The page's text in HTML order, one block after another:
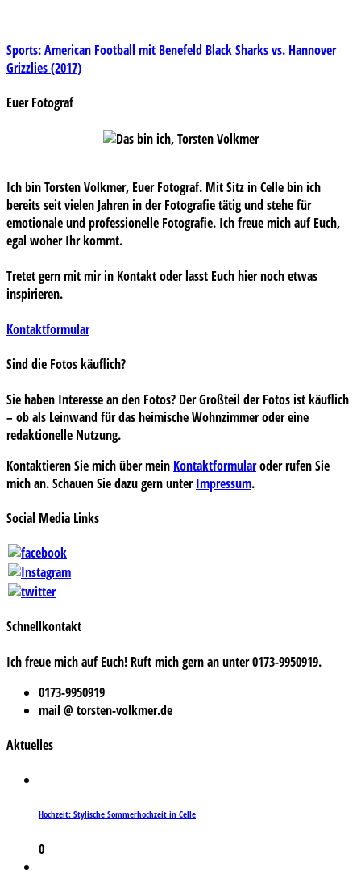
Beitragsnavigation
Sports: American Football mit Benefeld Black Sharks vs. Hannover
Grizzlies (2017)
Euer Fotograf
Ich bin Torsten Volkmer, Euer Fotograf. Mit Sitz in Celle bin ich
bereits seit vielen Jahren in der Fotografie tätig und stehe für
emotionale und professionelle Fotografie. Ich freue mich auf Euch,
egal woher Ihr kommt.
Tretet gern mit mir in Kontakt oder lasst Euch hier noch etwas
inspirieren.
Kontaktformular
Sind die Fotos käuflich?
Sie haben Interesse an den Fotos? Der Großteil der Fotos ist käuflich
– ob als Leinwand für das heimische Wohnzimmer oder eine
redaktionelle Nutzung.
Kontaktieren Sie mich über mein Kontaktformularoder rufen Sie
mich an. Schauen Sie dazu gern unterImpressum.
Social Media Links
Schnellkontakt
Ich freue mich auf Euch! Ruft mich gern an unter 0173-9950919.
0173-9950919
mail @ torsten-volkmer.de
Aktuelles
Hochzeit: Stylische Sommerhochzeit in Celle
0